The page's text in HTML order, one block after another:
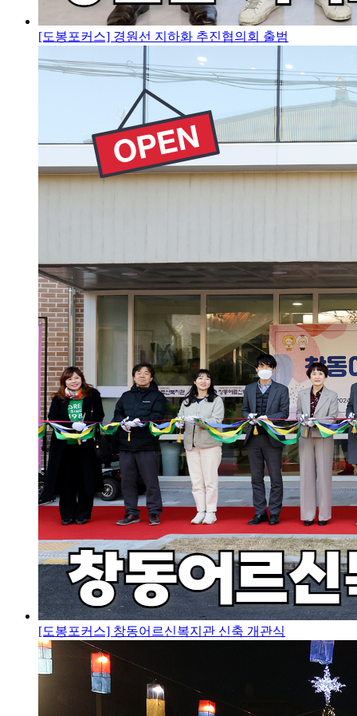
[도봉포커스] 경원선 지하화 추진협의회 출범
[도봉포커스] 창동어르신복지관 신축 개관식